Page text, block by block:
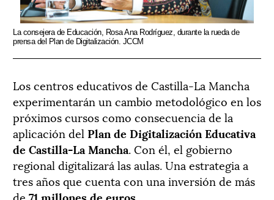
La consejera de Educación, Rosa Ana Rodríguez, durante la rueda de
prensa del Plan de Digitalización. JCCM
Los centros educativos de Castilla-La Mancha
experimentarán un cambio metodológico en los
próximos cursos como consecuencia de la
aplicación del Plan de Digitalización Educativa
de Castilla-La Mancha. Con él, el gobierno
regional digitalizará las aulas. Una estrategia a
tres años que cuenta con una inversión de más
de 71 millones de euros.